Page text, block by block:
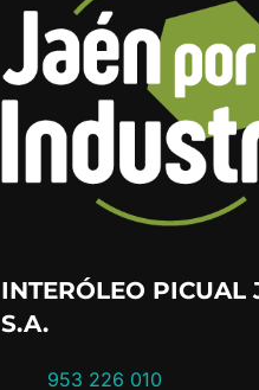
INTERÓLEO PICUAL
S.A.
953 226 010